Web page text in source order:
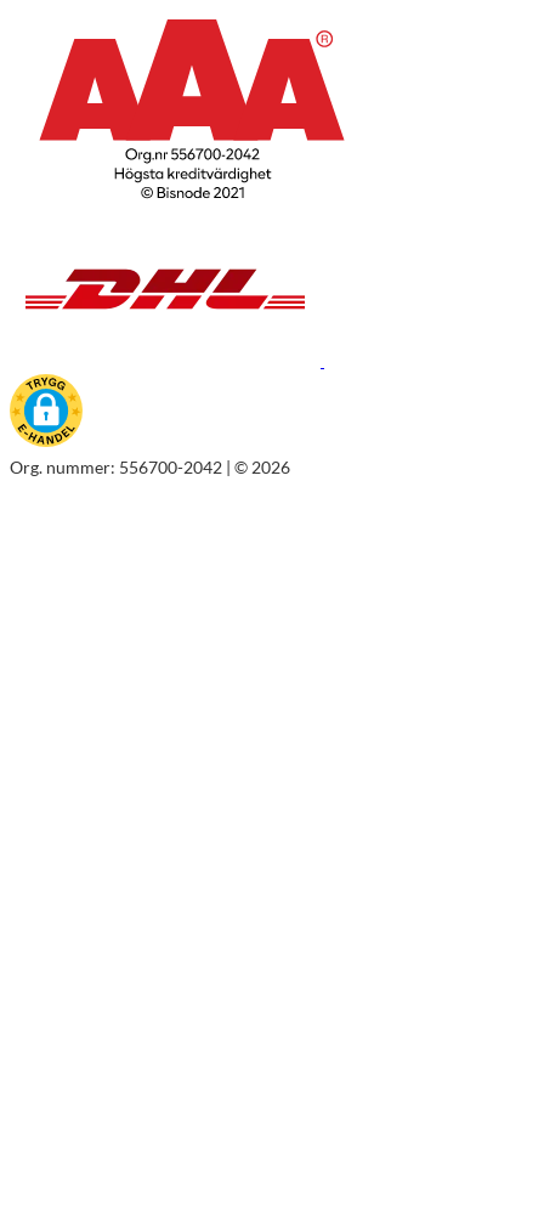
Org. nummer: 556700-2042 | © 2026